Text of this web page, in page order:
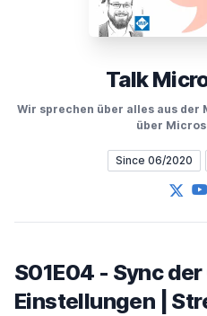
Talk
Wir sprechen über alles aus
über
Since 06/2020
X
S01E04 - Sync
Einstellungen |